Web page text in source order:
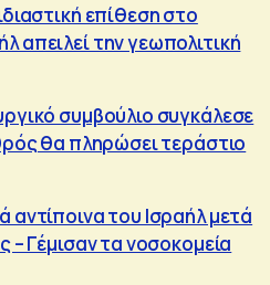
επίθεση στο
απειλεί την γεωπολιτική
συμβούλιο συγκάλεσε
θα πληρώσει τεράστιο
του Ισραήλ μετά
– Γέμισαν τα νοσοκομεία